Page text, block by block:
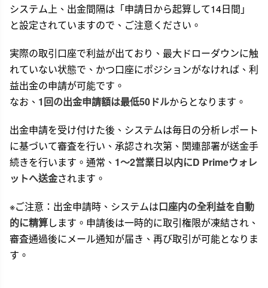
システム上、出金間隔は「申請日から起算して14日間」
と設定されていますので、ご注意ください。
実際の取引口座で利益が出ており、最大ドローダウンに触
れていない状態で、かつ口座にポジションがなければ、利
益出金の申請が可能です。
なお、 1回の出金申請額は最低50ドルからとなります。
出金申請を受け付けた後、システムは毎日の分析レポート
に基づいて審査を行い、承認され次第、関連部署が送金手
続きを行います。通常、 1〜2営業日以内にD Primeウォレ
ットへ送金されます。
※ご注意：出金申請時、システムは口座内の全利益を自動
的に精算します。申請後は一時的に取引権限が凍結され、
審査通過後にメール通知が届き、再び取引が可能となりま
す。